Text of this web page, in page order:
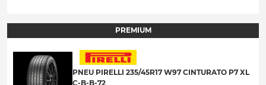
PREMIUM
PNEU PIRELLI 235/45R17 W97 CINTURATO P7 XL
C-B-B-72